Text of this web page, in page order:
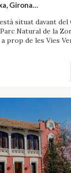
Girona
situat davant del
Natural de la
prop de les Vies